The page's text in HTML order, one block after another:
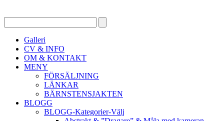
Galleri
CV & INFO
OM & KONTAKT
MENY
FÖRSÄLJNING
LÄNKAR
BÄRNSTENSJAKTEN
BLOGG
BLOGG-Kategorier-Välj